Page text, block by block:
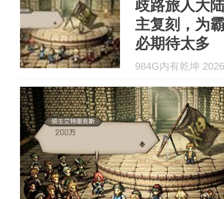
歧路旅人大
主复刻，为
必期待太多
984G内有乾坤